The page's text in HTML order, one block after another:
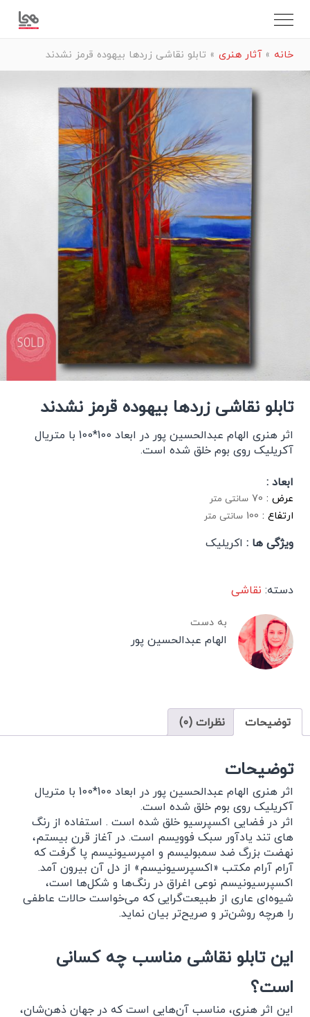
خانه »آثار هنری » تابلو نقاشی زردها بیهوده قرمز نشدند
تابلو نقاشی زردها بیهوده قرمز نشدند
اثر هنری الهام عبدالحسین پور در ابعاد 100*100 با متریال
آکریلیک روی بوم خلق شده است.
ابعاد :
عرض : 70 سانتی متر
ارتفاع : 100 سانتی متر
ویژگی ها : اکریلیک
دسته: نقاشی
به دست
الهام عبدالحسین پور
توضیحات نظرات (0)
توضیحات
اثر هنری الهام عبدالحسین پور در ابعاد 100*100 با متریال
آکریلیک روی بوم خلق شده است.
اثر در فضایی اکسپرسیو خلق شده است . استفاده از رنگ
های تند یادآور سبک فوویسم است. در آغاز قرن بیستم،
نهضت بزرگ ضد سمبولیسم و امپرسیونیسم پا گرفت که
آرام آرام مکتب «اکسپرسیونیسم» از دل آن بیرون آمد.
اکسپرسیونیسم نوعی اغراق در رنگ‌ها و شکل‌ها است،
شیوه‌ای عاری از طبیعت‌گرایی که می‌خواست حالات عاطفی
را هرچه روشن‌تر و صریح‌تر بیان نماید.
این تابلو نقاشی مناسب چه کسانی
است؟
این اثر هنری، مناسب آن‌هایی است که در جهان ذهن‌شان،